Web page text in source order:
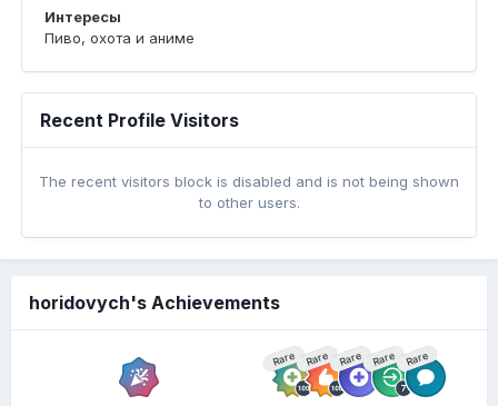
Интересы
Пиво, охота и аниме
Recent Profile Visitors
The recent visitors block is disabled and is not being shown
to other users.
horidovych's Achievements
Rare Rare Rare Rare Rare